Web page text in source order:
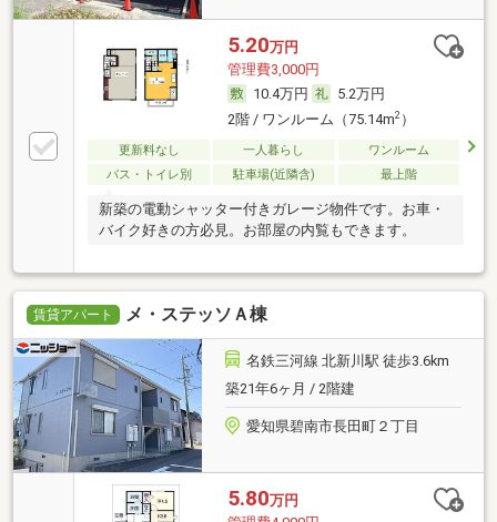
5.20万円
管理費3,000円
10.4万円
5.2万円
2階 / ワンルーム（75.14m2）
更新料なし 一人暮らし
ワンルーム
バス・トイレ別
駐車場(近隣含) 最上階
新築の電動シャッター付きガレージ物件です。お車・
バイク好きの方必見。お部屋の内覧もできます。
賃貸アパート メ・ステッソＡ棟
名鉄三河線 北新川駅 徒歩3.6km
築21年6ヶ月 / 2階建
愛知県碧南市長田町２丁目
5.80万円